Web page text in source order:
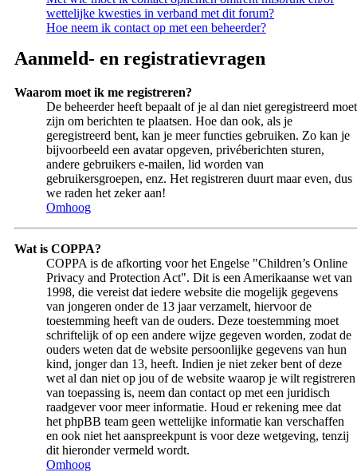
wettelijke kwesties in verband met dit forum?
Hoe neem ik contact op met een beheerder?
Aanmeld- en registratievragen
Waarom moet ik me registreren?
De beheerder heeft bepaalt of je al dan niet geregistreerd moet
zijn om berichten te plaatsen. Hoe dan ook, als je
geregistreerd bent, kan je meer functies gebruiken. Zo kan je
bijvoorbeeld een avatar opgeven, privéberichten sturen,
andere gebruikers e-mailen, lid worden van
gebruikersgroepen, enz. Het registreren duurt maar even, dus
we raden het zeker aan!
Omhoog
Wat is COPPA?
COPPA is de afkorting voor het Engelse "Children’s Online
Privacy and Protection Act". Dit is een Amerikaanse wet van
1998, die vereist dat iedere website die mogelijk gegevens
van jongeren onder de 13 jaar verzamelt, hiervoor de
toestemming heeft van de ouders. Deze toestemming moet
schriftelijk of op een andere wijze gegeven worden, zodat de
ouders weten dat de website persoonlijke gegevens van hun
kind, jonger dan 13, heeft. Indien je niet zeker bent of deze
wet al dan niet op jou of de website waarop je wilt registreren
van toepassing is, neem dan contact op met een juridisch
raadgever voor meer informatie. Houd er rekening mee dat
het phpBB team geen wettelijke informatie kan verschaffen
en ook niet het aanspreekpunt is voor deze wetgeving, tenzij
dit hieronder vermeld wordt.
Omhoog